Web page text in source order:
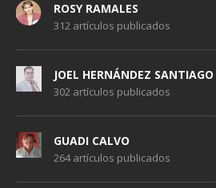
ROSY RAMALES
312 artículos publicados
JOEL HERNÁNDEZ SANTIAGO
302 artículos publicados
GUADI CALVO
264 artículos publicados